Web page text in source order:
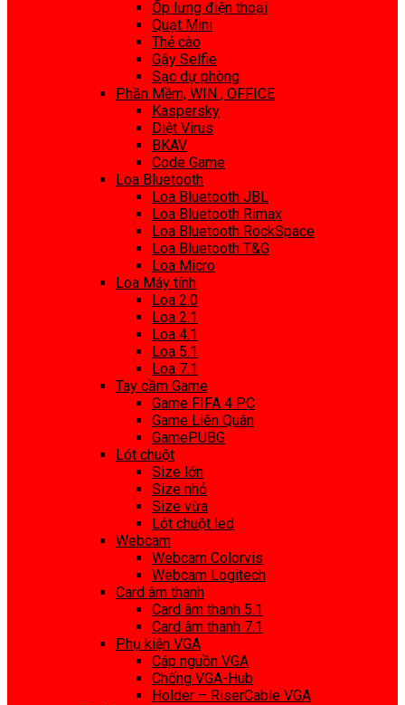
Ốp lưng điện thoại
Quạt Mini
Thẻ cào
Gậy Selfie
Sạc dự phòng
Phần Mềm, WIN , OFFICE
Kaspersky
Diệt Virus
BKAV
Code Game
Loa Bluetooth
Loa Bluetooth JBL
Loa Bluetooth Rimax
Loa Bluetooth RockSpace
Loa Bluetooth T&G
Loa Micro
Loa Máy tính
Loa 2.0
Loa 2.1
Loa 4.1
Loa 5.1
Loa 7.1
Tay cầm Game
Game FIFA 4 PC
Game Liên Quân
GamePUBG
Lót chuột
Size lớn
Size nhỏ
Size vừa
Lót chuột led
Webcam
Webcam Colorvis
Webcam Logitech
Card âm thanh
Card âm thanh 5.1
Card âm thanh 7.1
Phụ kiện VGA
Cáp nguồn VGA
Chống VGA-Hub
Holder – RiserCable VGA